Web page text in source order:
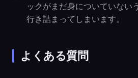
ックがまだ身についていない
行き詰まってしまいます。
よくある質問